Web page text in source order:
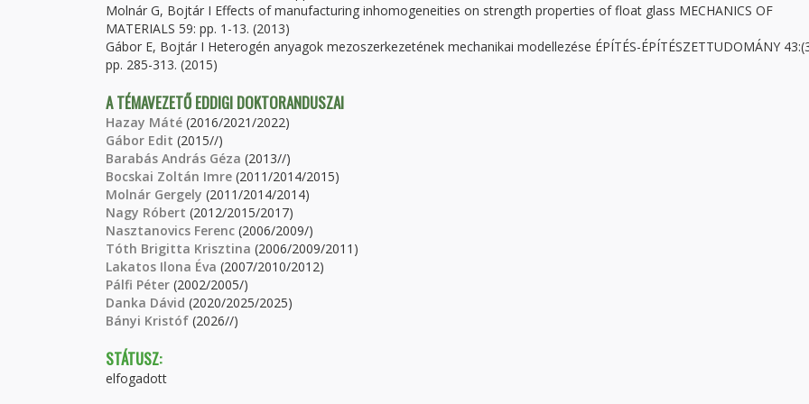
Molnár G, Bojtár I Effects of manufacturing inhomogeneities on strength properties of float glass MECHANICS OF
MATERIALS 59: pp. 1-13. (2013)
Gábor E, Bojtár I Heterogén anyagok mezoszerkezetének mechanikai modellezése ÉPÍTÉS-ÉPÍTÉSZETTUDOMÁNY
pp. 285-313. (2015)
A TÉMAVEZETŐ EDDIGI DOKTORANDUSZAI
Hazay Máté (2016/2021/2022)
Gábor Edit (2015//)
Barabás András Géza (2013//)
Bocskai Zoltán Imre (2011/2014/2015)
Molnár Gergely (2011/2014/2014)
Nagy Róbert (2012/2015/2017)
Nasztanovics Ferenc (2006/2009/)
Tóth Brigitta Krisztina (2006/2009/2011)
Lakatos Ilona Éva (2007/2010/2012)
Pálfi Péter (2002/2005/)
Danka Dávid (2020/2025/2025)
Bányi Kristóf (2026//)
STÁTUSZ:
elfogadott